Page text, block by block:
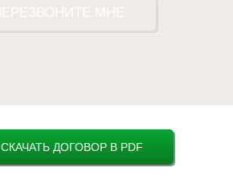
СКАЧАТЬ ДОГОВОР В PDF